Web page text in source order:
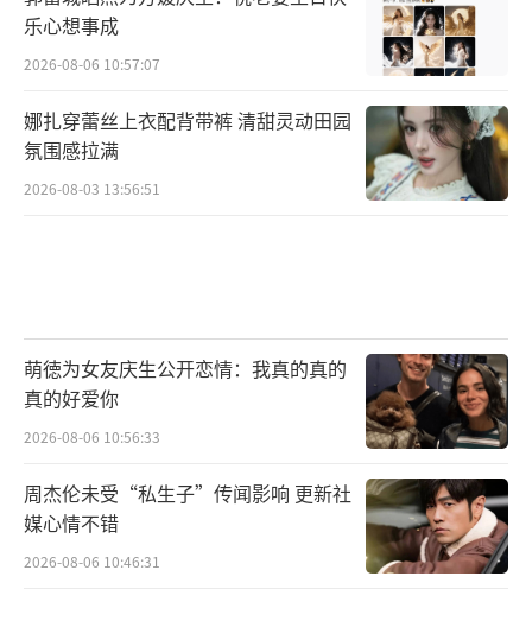
乐心想事成
2026-08-06 10:57:07
娜扎穿蕾丝上衣配背带裤 清甜灵动田园
氛围感拉满
2026-08-03 13:56:51
萌徳为女友庆生公开恋情：我真的真的
真的好爱你
2026-08-06 10:56:33
周杰伦未受“私生子”传闻影响 更新社
媒心情不错
2026-08-06 10:46:31